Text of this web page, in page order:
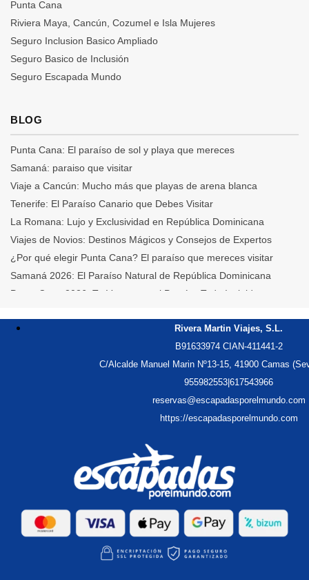
Punta Cana
Riviera Maya, Cancún, Cozumel e Isla Mujeres
Seguro Inclusion Basico Ampliado
Seguro Basico de Inclusión
Seguro Escapada Mundo
BLOG
Punta Cana: El paraíso de sol y playa que mereces
Samaná: paraiso que visitar
Viaje a Cancún: Mucho más que playas de arena blanca
Tenerife: El Paraíso Canario que Debes Visitar
La Romana: Lujo y Exclusividad en República Dominicana
Viajes de Novios: Destinos Mágicos y Consejos de Expertos
¿Por qué elegir Punta Cana? El paraíso que mereces visitar
Samaná 2026: El Paraíso Natural de República Dominicana
Punta Cana 2026: Tu Verano en el Paraíso Todo Incluido
Varadero: La Perfección Azul Cubana, El Relax en el Caribe
Crónicas de La Habana Vieja: Mitos, Historia y el Alma del Son
Samaná: El Santuario Secreto, Ballenas y Playas Vírgenes RD
Punta Cana: Lujo, Aventura y las Playas Más Vibrantes
Cancún: Playa, Fiesta y Misterios Mayas
Sabores de Cuba: Viaje Gastronómico
Varadero:Las Mejores Playas de Cuba
Punta Cana: Lujo, Relax y el Mejor Todo Incluido del Caribe
Samaná: El Paraíso Secreto y Natural de República Dominicana
Rivera Martin Viajes, S.L.
B91633974 CIAN-411441-2
C/Alcalde Manuel Marin Nº13-15, 41900 Camas
955982553 |617543966
reservas@escapadasporelmundo.com
https://escapadasporelmundo.com